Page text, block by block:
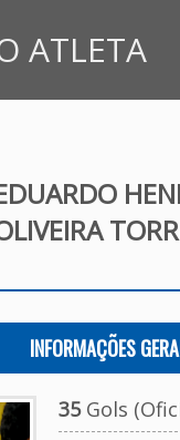
ATLETA
INFORMAÇÕES
35Gols